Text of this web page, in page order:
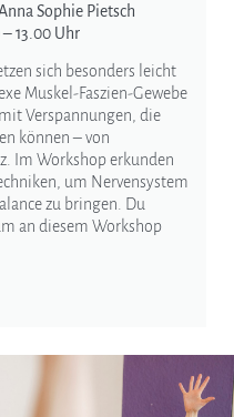
Sophie Pietsch
13.00 Uhr
sich besonders leicht
Muskel-Faszien-Gewebe
Verspannungen, die
können – von
Im Workshop erkunden
um Nervensystem
zu bringen. Du
an diesem Workshop